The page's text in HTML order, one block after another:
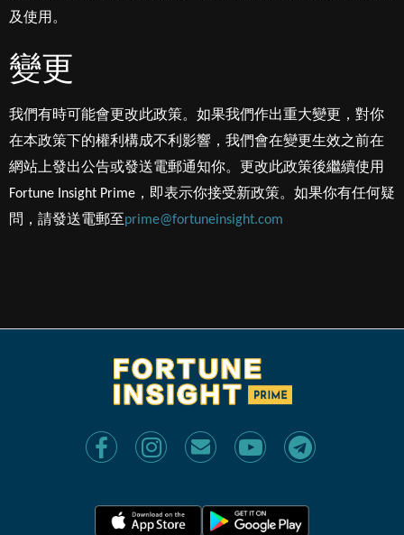
及使用。
變更
我們有時可能會更改此政策。如果我們作出重大變更，對你
在本政策下的權利構成不利影響，我們會在變更生效之前在
網站上發出公告或發送電郵通知你。更改此政策後繼續使用
Fortune Insight Prime，即表示你接受新政策。如果你有任何疑
問，請發送電郵至prime@fortuneinsight.com